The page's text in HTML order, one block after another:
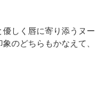
しく唇に寄り添うヌー
のどちらもかなえて、